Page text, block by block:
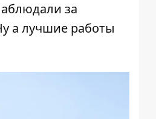
за
а лучшие работы